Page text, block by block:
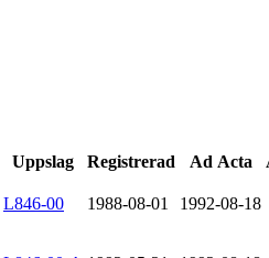
Uppslag Registrerad Ad Acta
L846-00 1988-08-01 1992-08-18